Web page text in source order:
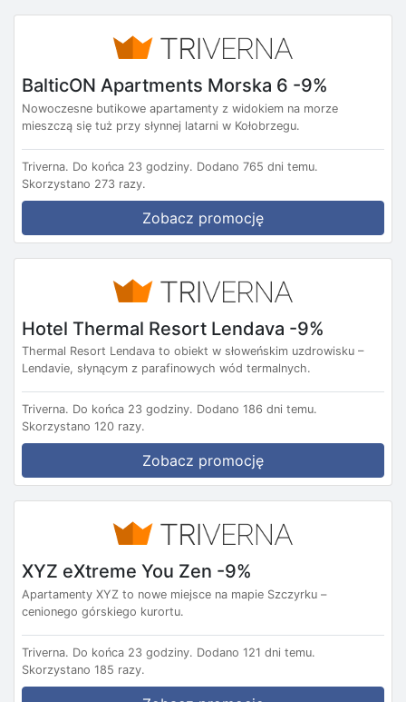
BalticON Apartments Morska 6 -9%
Nowoczesne butikowe apartamenty z widokiem na morze
mieszczą się tuż przy słynnej latarni w Kołobrzegu.
Triverna. Do końca 23 godziny. Dodano 765 dni temu.
Skorzystano 273 razy.
Zobacz promocję
Hotel Thermal Resort Lendava -9%
Thermal Resort Lendava to obiekt w słoweńskim uzdrowisku –
Lendavie, słynącym z parafinowych wód termalnych.
Triverna. Do końca 23 godziny. Dodano 186 dni temu.
Skorzystano 120 razy.
Zobacz promocję
XYZ eXtreme You Zen -9%
Apartamenty XYZ to nowe miejsce na mapie Szczyrku –
cenionego górskiego kurortu.
Triverna. Do końca 23 godziny. Dodano 121 dni temu.
Skorzystano 185 razy.